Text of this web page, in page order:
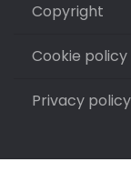
Copyright
Cookie policy
Privacy policy